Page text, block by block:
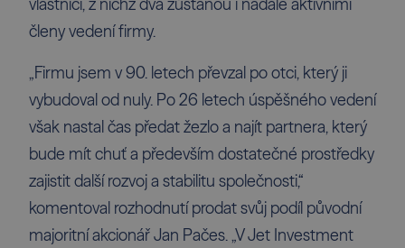
vlastníci, z nichž dva zůstanou i nadále aktivními
členy vedení firmy.
„Firmu jsem v 90. letech převzal po otci, který ji
vybudoval od nuly. Po 26 letech úspěšného vedení
však nastal čas předat žezlo a najít partnera, který
bude mít chuť a především dostatečné prostředky
zajistit další rozvoj a stabilitu společnosti,“
komentoval rozhodnutí prodat svůj podíl původní
majoritní akcionář Jan Pačes. „V Jet Investment